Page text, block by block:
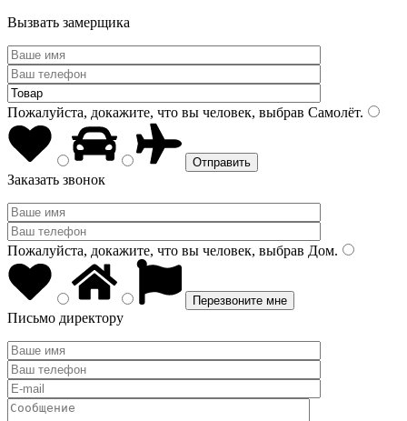
Вызвать замерщика
Пожалуйста, докажите, что вы человек, выбрав Самолёт.
Заказать звонок
Пожалуйста, докажите, что вы человек, выбрав Дом.
Письмо директору